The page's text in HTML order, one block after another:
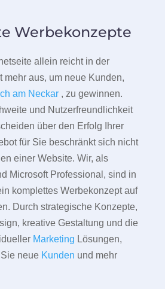
Werbekonzepte
allein reicht in der
mehr aus, um neue Kunden,
am Neckar, zu gewinnen.
und Nutzerfreundlichkeit
über den Erfolg Ihrer
für Sie beschränkt sich nicht
einer Website. Wir, als
Microsoft Professional, sind in
komplettes Werbekonzept auf
Durch strategische Konzepte,
kreative Gestaltung und die
Marketing Lösungen,
neue Kunden und mehr